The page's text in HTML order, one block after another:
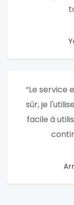
“Le service
sûr, je
facile à